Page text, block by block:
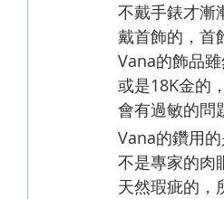
不戴手錶才漸
戴首飾的，首
Vana的飾品
或是18K金的
會有過敏的問
Vana的鑽用
不是專家的肉
天然瑕疵的，